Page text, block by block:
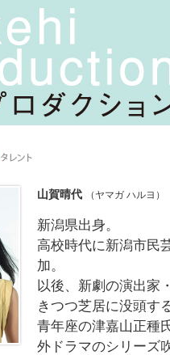
山賀晴代 （ヤマガ ハルヨ）
新潟県出身。
高校時代に新潟市民
加。
以後、新劇の演出家
きつつ芝居に没頭す
青年座の津嘉山正種
外ドラマのシリーズ